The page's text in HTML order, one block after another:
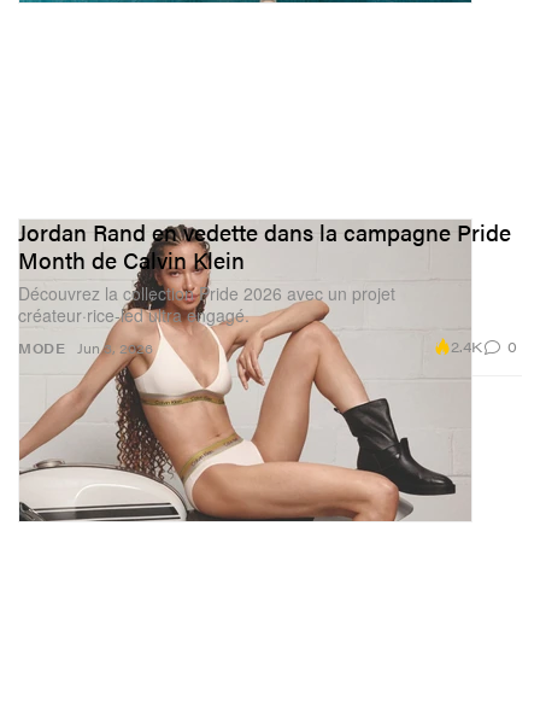
MODE
Jordan Rand en vedette dans la campagne Pride
Month de Calvin Klein
Découvrez la collection Pride 2026 avec un projet
créateur·rice‑led ultra engagé.
Jun 3, 2026 2.4K 0